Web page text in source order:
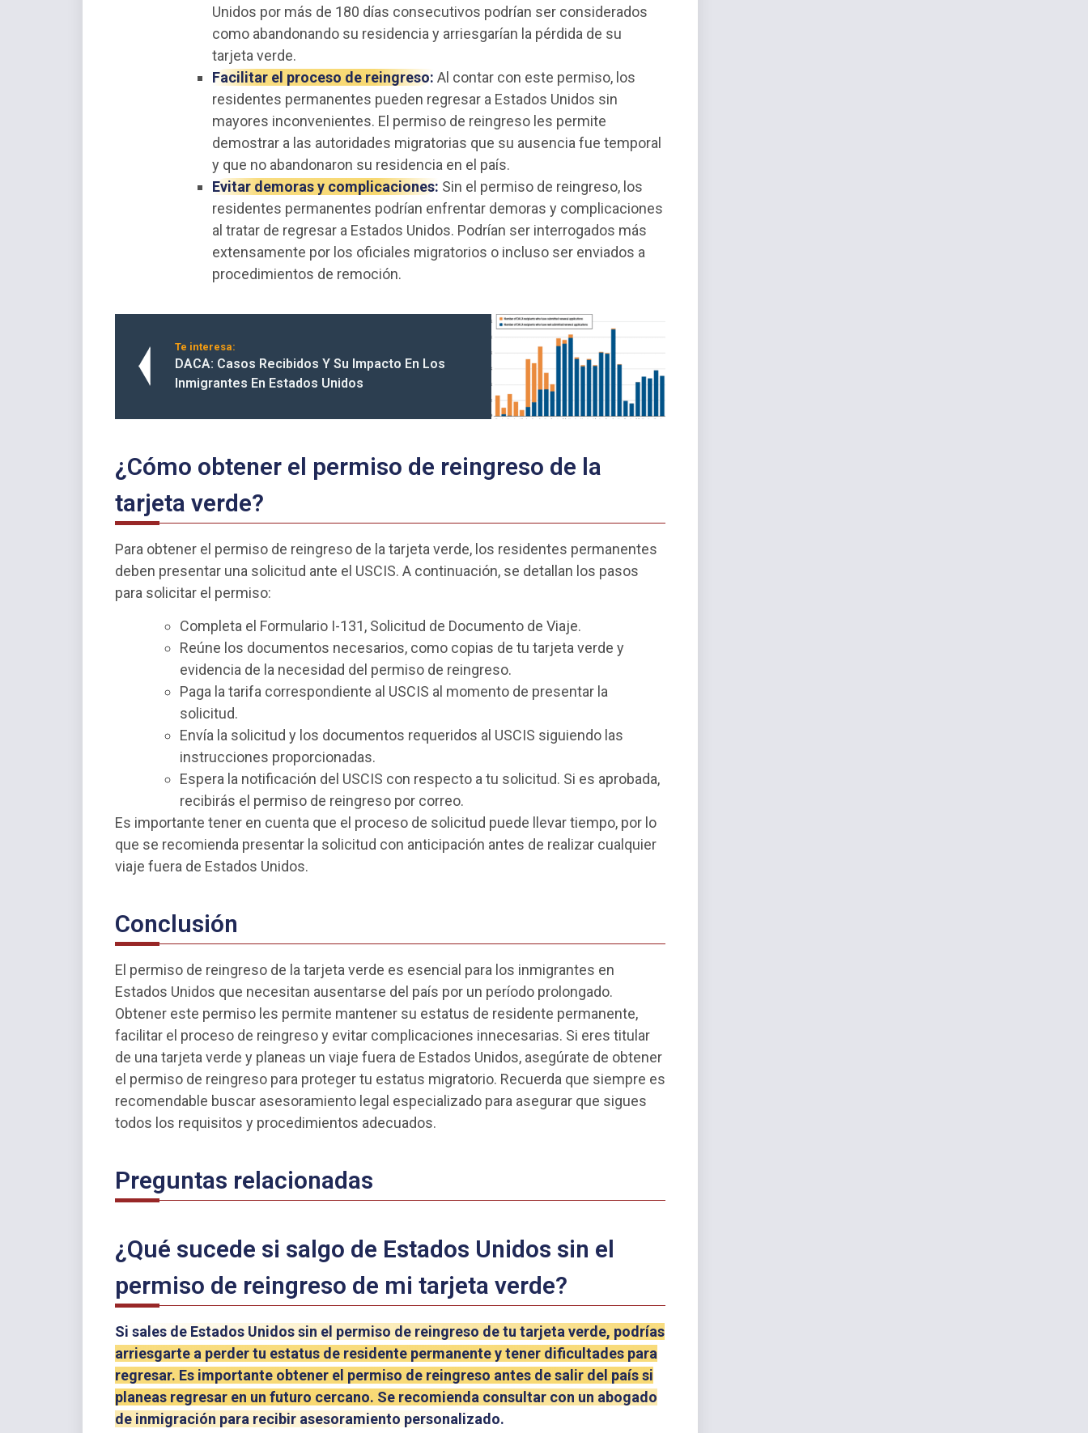
Unidos por más de 180 días consecutivos podrían ser considerados
como abandonando su residencia y arriesgarían la pérdida de su
tarjeta verde.
Facilitar el proceso de reingreso: Al contar con este permiso, los
residentes permanentes pueden regresar a Estados Unidos sin
mayores inconvenientes. El permiso de reingreso les permite
demostrar a las autoridades migratorias que su ausencia fue temporal
y que no abandonaron su residencia en el país.
Evitar demoras y complicaciones: Sin el permiso de reingreso, los
residentes permanentes podrían enfrentar demoras y complicaciones
al tratar de regresar a Estados Unidos. Podrían ser interrogados más
extensamente por los oficiales migratorios o incluso ser enviados a
procedimientos de remoción.
Te interesa:
DACA: Casos Recibidos Y Su Impacto En Los
Inmigrantes En Estados Unidos
¿Cómo obtener el permiso de reingreso de la
tarjeta verde?
Para obtener el permiso de reingreso de la tarjeta verde, los residentes permanentes
deben presentar una solicitud ante el USCIS. A continuación, se detallan los pasos
para solicitar el permiso:
Completa el Formulario I-131, Solicitud de Documento de Viaje.
Reúne los documentos necesarios, como copias de tu tarjeta verde y
evidencia de la necesidad del permiso de reingreso.
Paga la tarifa correspondiente al USCIS al momento de presentar la
solicitud.
Envía la solicitud y los documentos requeridos al USCIS siguiendo las
instrucciones proporcionadas.
Espera la notificación del USCIS con respecto a tu solicitud. Si es aprobada,
recibirás el permiso de reingreso por correo.
Es importante tener en cuenta que el proceso de solicitud puede llevar tiempo, por lo
que se recomienda presentar la solicitud con anticipación antes de realizar cualquier
viaje fuera de Estados Unidos.
Conclusión
El permiso de reingreso de la tarjeta verde es esencial para los inmigrantes en
Estados Unidos que necesitan ausentarse del país por un período prolongado.
Obtener este permiso les permite mantener su estatus de residente permanente,
facilitar el proceso de reingreso y evitar complicaciones innecesarias. Si eres titular
de una tarjeta verde y planeas un viaje fuera de Estados Unidos, asegúrate de obtener
el permiso de reingreso para proteger tu estatus migratorio. Recuerda que siempre es
recomendable buscar asesoramiento legal especializado para asegurar que sigues
todos los requisitos y procedimientos adecuados.
Preguntas relacionadas
¿Qué sucede si salgo de Estados Unidos sin el
permiso de reingreso de mi tarjeta verde?
Si sales de Estados Unidos sin el permiso de reingreso de tu tarjeta verde, podrías
arriesgarte a perder tu estatus de residente permanente y tener dificultades para
regresar. Es importante obtener el permiso de reingreso antes de salir del país si
planeas regresar en un futuro cercano. Se recomienda consultar con un abogado
de inmigración para recibir asesoramiento personalizado.